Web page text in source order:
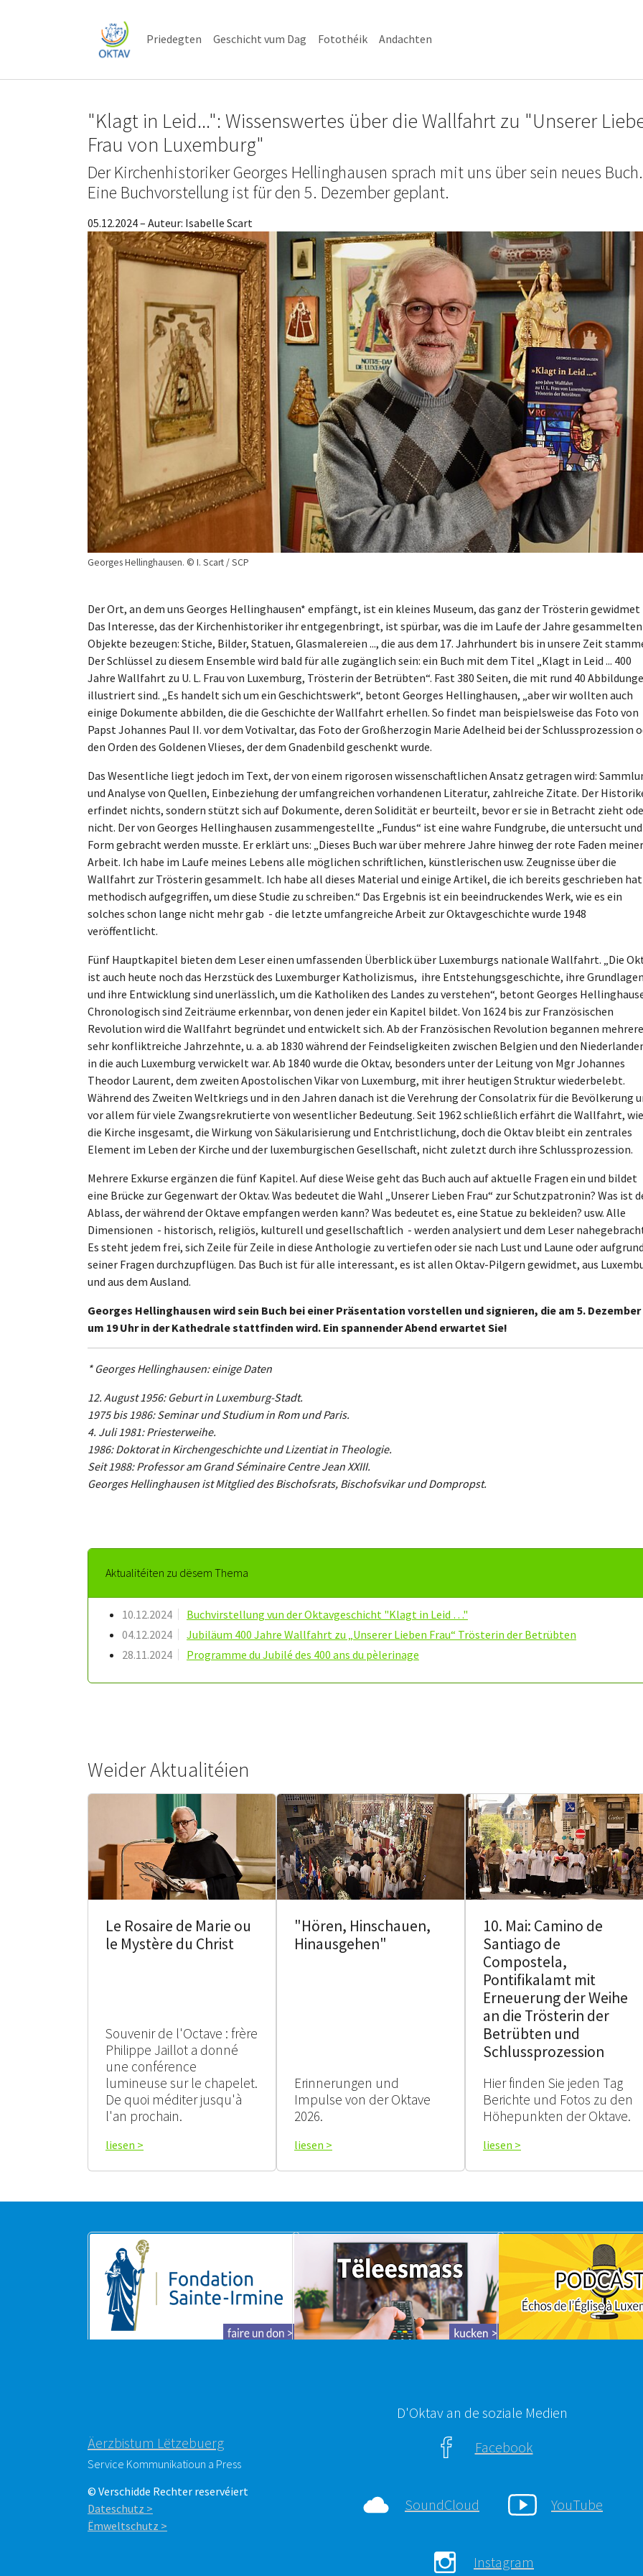
Priedegten Geschicht vum Dag Fotothéik Andachten
Georges Hellinghausen. © I. Scart / SCP
"Klagt in Leid...": Wissenswertes über die Wallfahrt zu "Unserer
Frau von Luxemburg"
Der Kirchenhistoriker Georges Hellinghausen sprach mit uns über sein neues Buch.
Eine Buchvorstellung ist für den 5. Dezember geplant.
05.12.2024– Auteur: Isabelle Scart
Der Ort, an dem uns Georges Hellinghausen* empfängt, ist ein kleines Museum, das ganz der Trösterin gewidmet
Das Interesse, das der Kirchenhistoriker ihr entgegenbringt, ist spürbar, was die im Laufe der Jahre gesammelten
Objekte bezeugen: Stiche, Bilder, Statuen, Glasmalereien ..., die aus dem 17. Jahrhundert bis in unsere Zeit
Der Schlüssel zu diesem Ensemble wird bald für alle zugänglich sein: ein Buch mit dem Titel „Klagt in Leid ... 400
Jahre Wallfahrt zu U. L. Frau von Luxemburg, Trösterin der Betrübten“. Fast 380 Seiten, die mit rund 40
illustriert sind. „Es handelt sich um ein Geschichtswerk“, betont Georges Hellinghausen, „aber wir wollten auch
einige Dokumente abbilden, die die Geschichte der Wallfahrt erhellen. So findet man beispielsweise das Foto von
Papst Johannes Paul II. vor dem Votivaltar, das Foto der Großherzogin Marie Adelheid bei der Schlussprozession
den Orden des Goldenen Vlieses, der dem Gnadenbild geschenkt wurde.
Das Wesentliche liegt jedoch im Text, der von einem rigorosen wissenschaftlichen Ansatz getragen wird:
und Analyse von Quellen, Einbeziehung der umfangreichen vorhandenen Literatur, zahlreiche Zitate. Der
erfindet nichts, sondern stützt sich auf Dokumente, deren Solidität er beurteilt, bevor er sie in Betracht zieht
nicht. Der von Georges Hellinghausen zusammengestellte „Fundus“ ist eine wahre Fundgrube, die untersucht
Form gebracht werden musste. Er erklärt uns: „Dieses Buch war über mehrere Jahre hinweg der rote Faden meiner
Arbeit. Ich habe im Laufe meines Lebens alle möglichen schriftlichen, künstlerischen usw. Zeugnisse über die
Wallfahrt zur Trösterin gesammelt. Ich habe all dieses Material und einige Artikel, die ich bereits geschrieben
methodisch aufgegriffen, um diese Studie zu schreiben.“ Das Ergebnis ist ein beeindruckendes Werk, wie es ein
solches schon lange nicht mehr gab - die letzte umfangreiche Arbeit zur Oktavgeschichte wurde 1948
veröffentlicht.
Fünf Hauptkapitel bieten dem Leser einen umfassenden Überblick über Luxemburgs nationale Wallfahrt. „Die
ist auch heute noch das Herzstück des Luxemburger Katholizismus, ihre Entstehungsgeschichte, ihre Grundlagen
und ihre Entwicklung sind unerlässlich, um die Katholiken des Landes zu verstehen“, betont Georges
Chronologisch sind Zeiträume erkennbar, von denen jeder ein Kapitel bildet. Von 1624 bis zur Französischen
Revolution wird die Wallfahrt begründet und entwickelt sich. Ab der Französischen Revolution begannen mehrere
sehr konfliktreiche Jahrzehnte, u. a. ab 1830 während der Feindseligkeiten zwischen Belgien und den
in die auch Luxemburg verwickelt war. Ab 1840 wurde die Oktav, besonders unter der Leitung von Mgr Johannes
Theodor Laurent, dem zweiten Apostolischen Vikar von Luxemburg, mit ihrer heutigen Struktur wiederbelebt.
Während des Zweiten Weltkriegs und in den Jahren danach ist die Verehrung der Consolatrix für die Bevölkerung
vor allem für viele Zwangsrekrutierte von wesentlicher Bedeutung. Seit 1962 schließlich erfährt die Wallfahrt, wie
die Kirche insgesamt, die Wirkung von Säkularisierung und Entchristlichung, doch die Oktav bleibt ein zentrales
Element im Leben der Kirche und der luxemburgischen Gesellschaft, nicht zuletzt durch ihre Schlussprozession.
Mehrere Exkurse ergänzen die fünf Kapitel. Auf diese Weise geht das Buch auch auf aktuelle Fragen ein und bildet
eine Brücke zur Gegenwart der Oktav. Was bedeutet die Wahl „Unserer Lieben Frau“ zur Schutzpatronin? Was ist
Ablass, der während der Oktave empfangen werden kann? Was bedeutet es, eine Statue zu bekleiden? usw. Alle
Dimensionen - historisch, religiös, kulturell und gesellschaftlich - werden analysiert und dem Leser
Es steht jedem frei, sich Zeile für Zeile in diese Anthologie zu vertiefen oder sie nach Lust und Laune oder aufgrund
seiner Fragen durchzupflügen. Das Buch ist für alle interessant, es ist allen Oktav-Pilgern gewidmet, aus
und aus dem Ausland.
Georges Hellinghausen wird sein Buch bei einer Präsentation vorstellen und signieren, die am 5. Dezember
um 19 Uhr in der Kathedrale stattfinden wird. Ein spannender Abend erwartet Sie!
* Georges Hellinghausen: einige Daten
12. August 1956: Geburt in Luxemburg-Stadt.
1975 bis 1986: Seminar und Studium in Rom und Paris.
4. Juli 1981: Priesterweihe.
1986: Doktorat in Kirchengeschichte und Lizentiat in Theologie.
Seit 1988: Professor am Grand Séminaire Centre Jean XXIII.
Georges Hellinghausen ist Mitglied des Bischofsrats, Bischofsvikar und Dompropst.
Aktualitéiten zu dësem Thema
10.12.2024
Buchvirstellung vun der Oktavgeschicht "Klagt in Leid …"
04.12.2024
Jubiläum 400 Jahre Wallfahrt zu „Unserer Lieben Frau“ Trösterin der Betrübten
28.11.2024
Programme du Jubilé des 400 ans du pèlerinage
Weider Aktualitéien
Le Rosaire de Marie ou
le Mystère du Christ
Souvenir de l'Octave : frère
Philippe Jaillot a donné
une conférence
lumineuse sur le chapelet.
De quoi méditer jusqu'à
l'an prochain.
liesen >
"Hören, Hinschauen,
Hinausgehen"
Erinnerungen und
Impulse von der Oktave
2026.
liesen >
10. Mai: Camino de
Santiago de
Compostela,
Pontifikalamt mit
Erneuerung der Weihe
an die Trösterin der
Betrübten und
Schlussprozession
Hier finden Sie jeden Tag
Berichte und Fotos zu den
Höhepunkten der Oktave.
liesen >
Äerzbistum Lëtzebuerg
Service Kommunikatioun a Press
© Verschidde Rechter reservéiert
Dateschutz >
Ëmweltschutz >
D'Oktav an de soziale Medien
Facebook
SoundCloud YouTube
Instagram